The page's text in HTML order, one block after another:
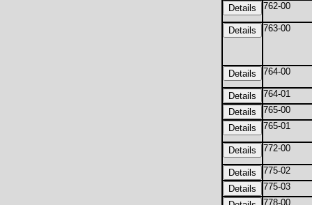
762-00
763-00
764-00
764-01
765-00
765-01
772-00
775-02
775-03
778-00